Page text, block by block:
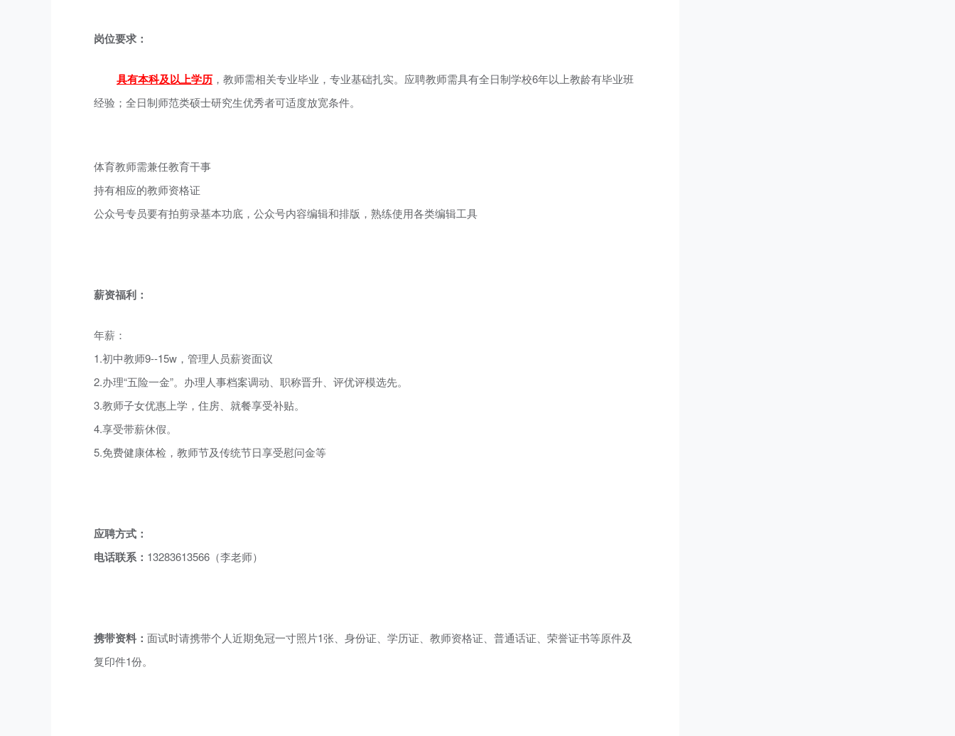
岗位要求：
具有本科及以上学历 ，教师需相关专业毕业，专业基础扎实。应聘教师需具有全日制学校6年以上教龄有毕业班
经验；全日制师范类硕士研究生优秀者可适度放宽条件。
体育教师需兼任教育干事
持有相应的教师资格证
公众号专员要有拍剪录基本功底，公众号内容编辑和排版，熟练使用各类编辑工具
薪资福利：
年薪：
1.初中教师9--15w，管理人员薪资面议
2.办理“五险一金”。办理人事档案调动、职称晋升、评优评模选先。
3.教师子女优惠上学，住房、就餐享受补贴。
4.享受带薪休假。
5.免费健康体检，教师节及传统节日享受慰问金等
应聘方式：
电话联系： 13283613566（李老师）
携带资料： 面试时请携带个人近期免冠一寸照片1张、身份证、学历证、教师资格证、普通话证、荣誉证书等原件及
复印件1份。